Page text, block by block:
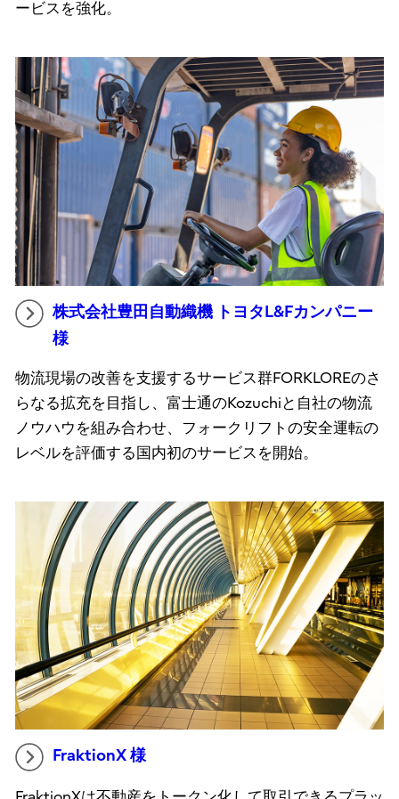
ービスを強化。
株式会社豊田自動織機 トヨタL&Fカンパニー
様
物流現場の改善を支援するサービス群FORKLOREのさ
らなる拡充を目指し、富士通のKozuchiと自社の物流
ノウハウを組み合わせ、フォークリフトの安全運転の
レベルを評価する国内初のサービスを開始。
FraktionX 様